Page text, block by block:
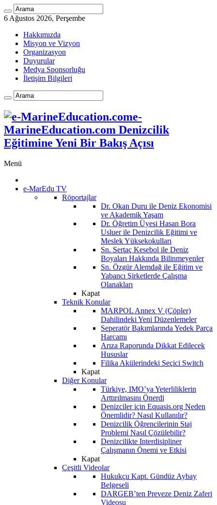
6 Ağustos 2026, Perşembe
Hakkımızda
Misyon ve Vizyon
Organizasyon
Duyurular
Medya Sponsorluğu
İletişim Bilgileri
e-
MarineEducation.com Denizcilik
Eğitimine Yeni Bir Bakış Açısı
Menü
e-MarEdu TV
Röportajlar
Dr. Okan Duru ile Deniz Ekonomisi
ve Akademik Yaşam
Dr. Öğretim Üyesi Hasan Bora
Usluer ile Denizcilik Eğitimi ve
Meslek Yüksekokulları
Sn. Sertaç Kesebol ile Deniz
Boyaları Hakkında Bilinmeyenler
Sn. Özgür Alemdağ ile Eğitim ve
Yabancı Şirketlerde Çalışma
Olanakları
Kapat
Teknik Konular
MARPOL Annex V (Çöpler)
Dahilindeki Yeni Düzenlemeler
Seperatör Bakımlarında Yedek Parça
Harcamı
Arıza Raporunda Dikkat Edilecek
Hususlar
Filika Akülerindeki Seçici Switch
Kapat
Diğer Konular
Türkiye, IMO’ya Yeterliliklerin
Arttırılmasını Önerdi
Denizciler için Equasis.org Neden
Önemlidir? Nasıl Kullanılır?
Denizcilik Öğrencilerinin Staj
Problemi Nasıl Çözülebilir?
Denizcilikte Interdisipliner
Çalışmanın Önemi ve Etkisi
Kapat
Çeşitli Videolar
Hukukçu Kapt. Gündüz Aybay
Belgeseli
DARGEB’ten Preveze Deniz Zaferi
Videosu